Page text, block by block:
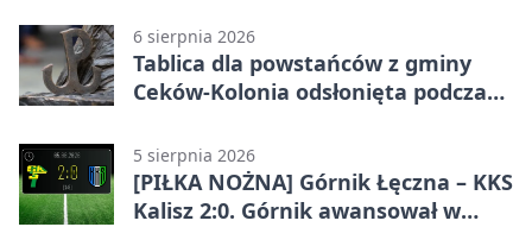
6 sierpnia 2026
Tablica dla powstańców z gminy
Ceków-Kolonia odsłonięta podczas
5 sierpnia 2026
[PIŁKA NOŻNA] Górnik Łęczna – KKS
Kalisz 2:0. Górnik awansował w